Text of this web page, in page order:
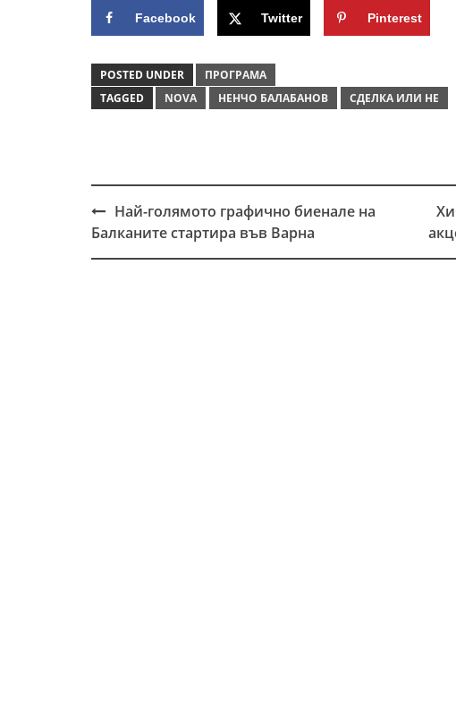
Facebook Twitter Pinterest
POSTED UNDER
ПРОГРАМА
TAGGED
NOVA НЕНЧО БАЛАБАНОВ СДЕЛКА ИЛИ НЕ
Post
Най-голямото графично биенале на
Балканите стартира във Варна